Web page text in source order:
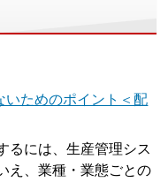
いためのポイント＜配
るには、生産管理シス
え、業種・業態ごとの